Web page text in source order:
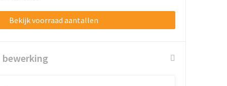
Bekijk voorraad aantallen
bewerking